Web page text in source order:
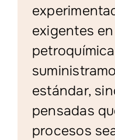
exigentes
estándar,
pensadas
procesos